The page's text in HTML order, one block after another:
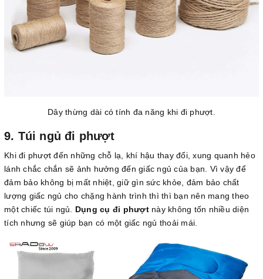
Dây thừng dài có tính đa năng khi đi phượt.
9. Túi ngủ đi phượt
Khi đi phượt đến những chỗ lạ, khí hậu thay đổi, xung quanh hẻo
lánh chắc chắn sẽ ảnh hưởng đến giấc ngủ của bạn. Vì vậy để
đảm bảo không bị mất nhiệt, giữ gìn sức khỏe, đảm bảo chất
lượng giấc ngủ cho chặng hành trình thì thì bạn nên mang theo
một chiếc túi ngủ. Dụng cụ đi phượtnày không tốn nhiều diện
tích nhưng sẽ giúp bạn có một giấc ngủ thoải mái.